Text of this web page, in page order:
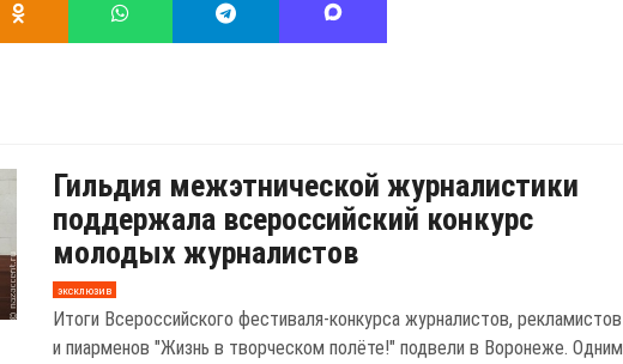
Гильдия межэтнической журналистики
поддержала всероссийский конкурс
молодых журналистов
эксклюзив
Итоги Всероссийского фестиваля-конкурса журналистов, рекламистов
и пиарменов "Жизнь в творческом полёте!" подвели в Воронеже. Одним